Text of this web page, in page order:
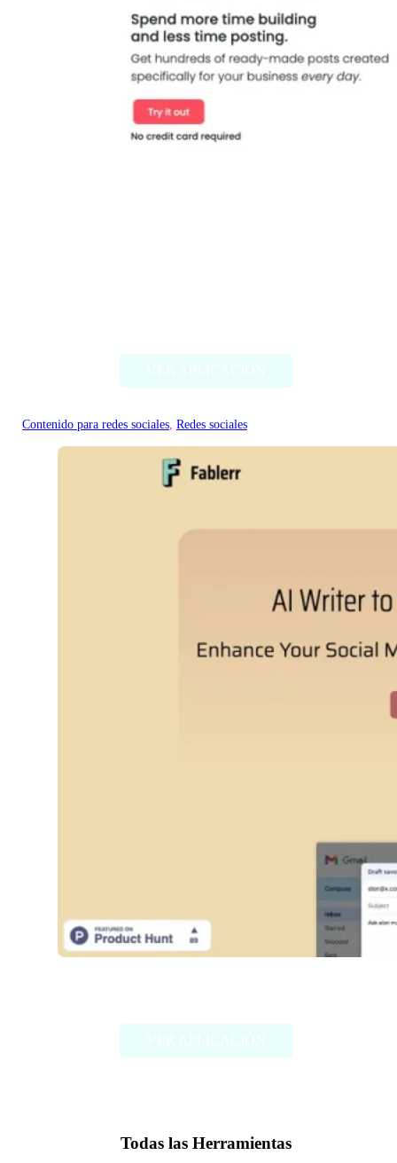
Contenido para redes sociales, Redes sociales
Todas las Herramientas